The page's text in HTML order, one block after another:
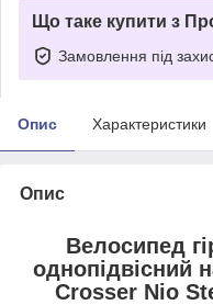
Що таке купити з
Замовлення під
Опис Характеристики
Опис
Велосипед
однопідвісний
Crosser Nio